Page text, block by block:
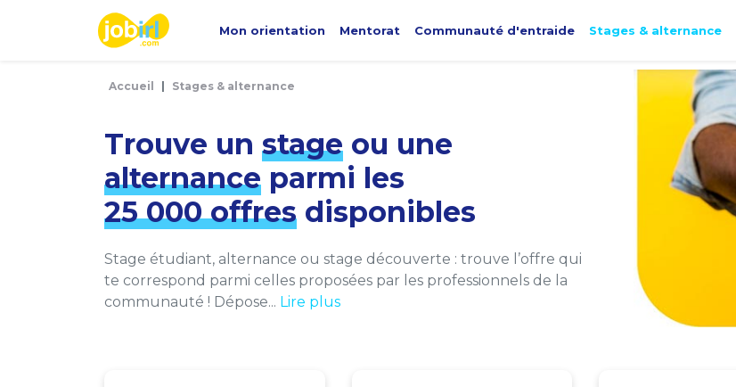
Mon orientation Mentorat Communauté d'entraide Stages & alternance
Accueil Stages & alternance
Trouve un stage ou une
alternance parmi les
25 000 offres disponibles
Stage étudiant, alternance ou stage découverte : trouve l’offre qui
te correspond parmi celles proposées par les professionnels de la
communauté ! Dépose... Lire plus
Panneau de gestion des cookies